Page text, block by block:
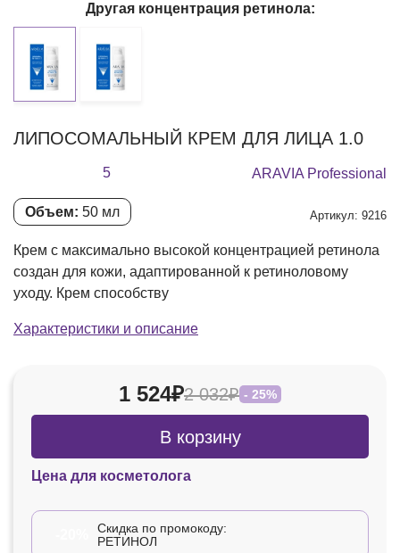
ЛИПОСОМАЛЬНЫЙ КРЕМ ДЛЯ ЛИЦА 1.0
5 ARAVIA Professional
Объем: 50 мл Артикул: 9216
Крем с максимально высокой концентрацией ретинола
создан для кожи, адаптированной к ретиноловому
уходу. Крем способству
Характеристики и описание
Другая концентрация ретинола:
1 524₽2 032₽ - 25%
В корзину
Цена для косметолога
Скидка по промокоду:
РЕТИНОЛ